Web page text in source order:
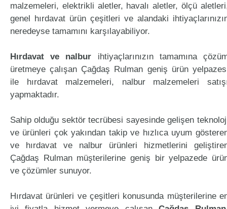
malzemeleri, elektrikli aletler, havalı aletler, ölçü
genel hırdavat ürün çeşitleri ve alandaki
neredeyse tamamını karşılayabiliyor.
Hırdavat ve nalbur ihtiyaçlarınızın tamamına
üretmeye çalışan Çağdaş Rulman geniş ürün
ile hırdavat malzemeleri, nalbur malzemeleri
yapmaktadır.
Sahip olduğu sektör tecrübesi sayesinde gelişen
ve ürünleri çok yakından takip ve hızlıca uyum
ve hırdavat ve nalbur ürünleri hizmetlerini
Çağdaş Rulman müşterilerine geniş bir yelpazede
ve çözümler sunuyor.
Hırdavat ürünleri ve çeşitleri konusunda müşterilerine